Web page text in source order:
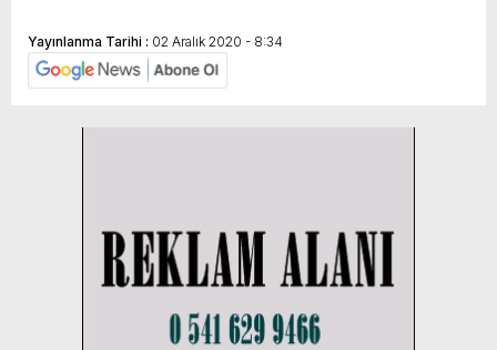
Yayınlanma Tarihi : 02 Aralık 2020 - 8:34